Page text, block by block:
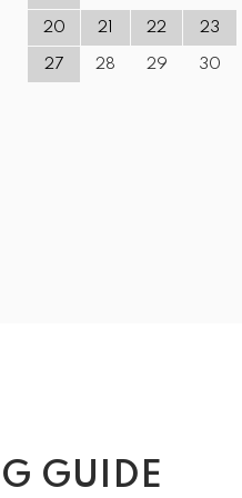
20 21 22 23
27 28 29 30
GUIDE